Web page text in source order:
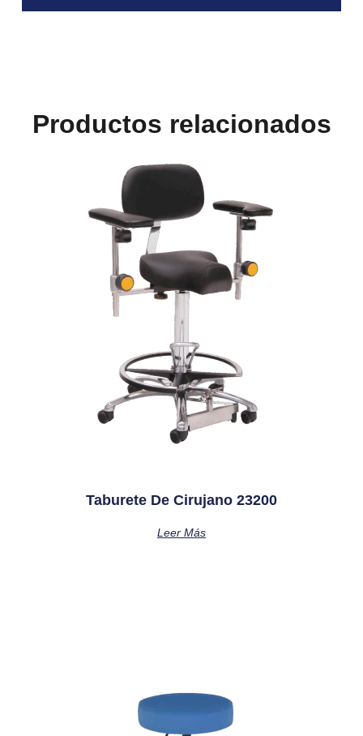
Productos relacionados
Taburete De Cirujano 23200
Leer Más